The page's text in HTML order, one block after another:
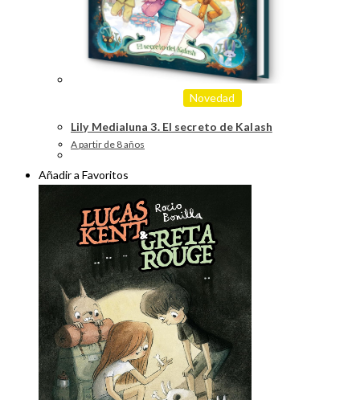
Novedad
Lily Medialuna 3. El secreto de Kalash
A partir de 8 años
Añadir a Favoritos